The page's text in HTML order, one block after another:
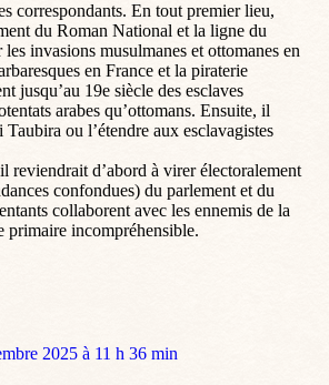
correspondants. En tout premier lieu,
du Roman National et la ligne du
invasions musulmanes et ottomanes en
en France et la piraterie
jusqu’au 19e siècle des esclaves
arabes qu’ottomans. Ensuite, il
ou l’étendre aux esclavagistes
reviendrait d’abord à virer électoralement
confondues) du parlement et du
collaborent avec les ennemis de la
primaire incompréhensible.
2025 à 11 h 36 min